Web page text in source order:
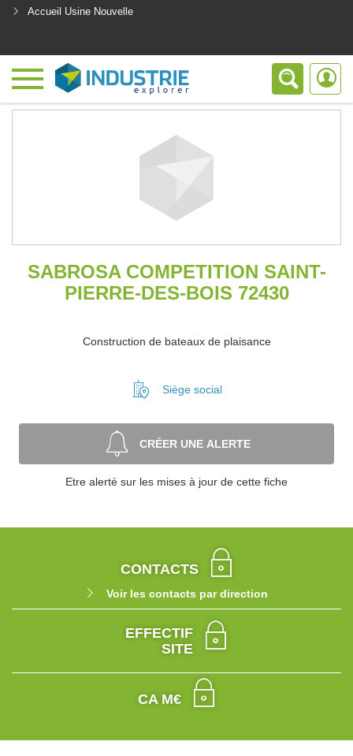
Accueil Usine Nouvelle
SABROSA COMPETITION SAINT-
PIERRE-DES-BOIS 72430
Construction de bateaux de plaisance
Siège social
CRÉER UNE ALERTE
Etre alerté sur les mises à jour de cette fiche
CONTACTS
Voir les contacts par direction
EFFECTIF
SITE
CA M€